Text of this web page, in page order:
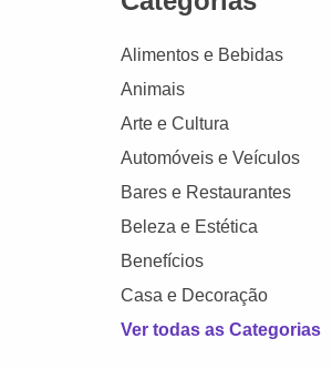
Alimentos e Bebidas
Animais
Arte e Cultura
Automóveis e Veículos
Bares e Restaurantes
Beleza e Estética
Benefícios
Casa e Decoração
Ver todas as Categorias